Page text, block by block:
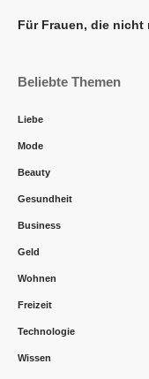
Für Frauen, die
Beliebte Themen
Liebe
Mode
Beauty
Gesundheit
Business
Geld
Wohnen
Freizeit
Technologie
Wissen